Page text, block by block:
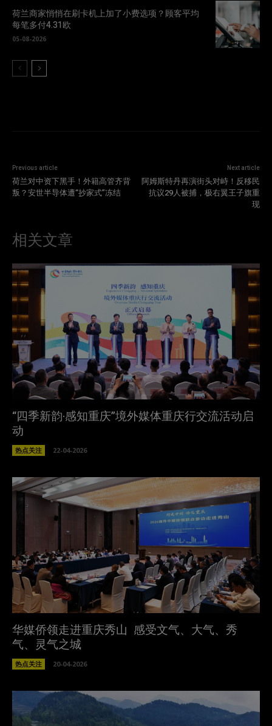
荷兰商家悄悄在刷卡机上加了小费选项？顾客平均
每笔多付4.31欧
05-08-2026
Previous article
荷兰对中资下黑手！外籍高管齐背
叛？安世半导体遭“抄家式”冻结
Next article
阿姆斯特丹再演街头对峙！反移民
抗议29人被捕，极右翼王子旗重
现
相关文章
“四季新韵·感知重庆”境外媒体重庆行交流活动启
动
热点关注 22-04-2026
华媒侨领走进重庆秀山 感受文气、大气、秀
气、灵气之城
热点关注 20-04-2026